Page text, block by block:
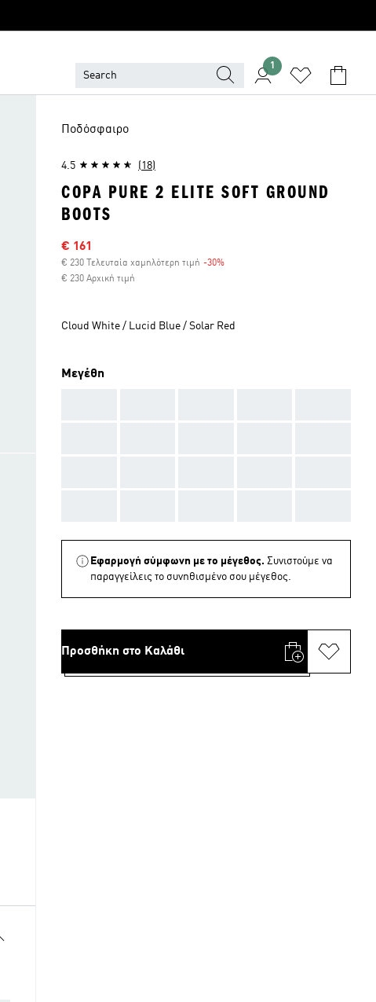
1
Ποδόσφαιρο
4.5 (18)
COPA PURE 2 ELITE SOFT GROUND
BOOTS
Τιμή έκπτωσης
€ 161
€ 230 Τελευταία χαμηλότερη τιμή -30%
€ 230 Αρχική τιμή
Cloud White / Lucid Blue / Solar Red
Μεγέθη
Εφαρμογή σύμφωνη με το μέγεθος. Συνιστούμε να
παραγγείλεις το συνηθισμένο σου μέγεθος.
Προσθήκη στο Καλάθι